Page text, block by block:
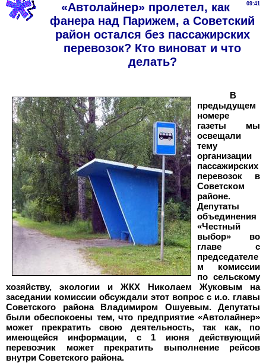
09:41
«Автолайнер» пролетел, как
фанера над Парижем, а Советский
район остался без пассажирских
перевозок? Кто виноват и что
делать?
В
предыдущем
номере
газеты мы
освещали
тему
организации
пассажирских
перевозок в
Советском
районе.
Депутаты
объединения
«Честный
выбор» во
главе с
председателе
м комиссии
по сельскому
хозяйству, экологии и ЖКХ Николаем Жуковым на
заседании комиссии обсуждали этот вопрос с и.о. главы
Советского района Владимиром Ошуевым. Депутаты
были обеспокоены тем, что предприятие «Автолайнер»
может прекратить свою деятельность, так как, по
имеющейся информации, с 1
июня действующий
перевозчик может прекратить выполнение рейсов
внутри Советского района.